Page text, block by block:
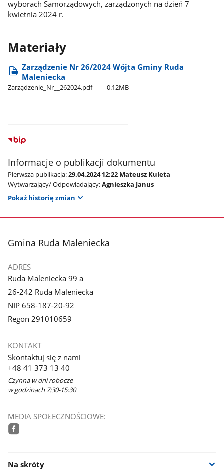
wyborach Samorządowych, zarządzonych na dzień 7
kwietnia 2024 r.
Materiały
Zarządzenie Nr 26/2024 Wójta Gminy Ruda
Maleniecka
Zarządzenie​_Nr​_​_262024.pdf 0.12MB
Informacje o publikacji dokumentu
Pierwsza publikacja:29.04.2024 12:22 Mateusz Kuleta
Wytwarzający/ Odpowiadający:Agnieszka Janus
Pokaż historię zmian
stopka
Gmina Ruda Maleniecka
ADRES
Ruda Maleniecka 99 a
26-242 Ruda Maleniecka
NIP 658-187-20-92
Regon 291010659
KONTAKT
Skontaktuj się z nami
+48 41 373 13 40
Czynna w dni robocze
w godzinach 7:30-15:30
MEDIA SPOŁECZNOŚCIOWE:
Na skróty